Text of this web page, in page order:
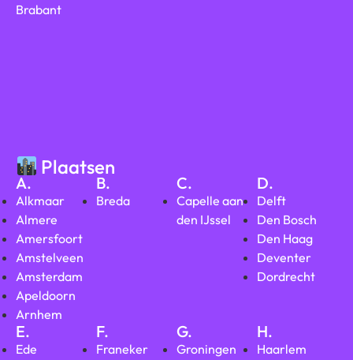
Brabant
Plaatsen
A.
Alkmaar
Almere
Amersfoort
Amstelveen
Amsterdam
Apeldoorn
Arnhem
B.
Breda
C.
Capelle aan
den IJssel
D.
Delft
Den Bosch
Den Haag
Deventer
Dordrecht
E.
Ede
F.
Franeker
G.
Groningen
H.
Haarlem